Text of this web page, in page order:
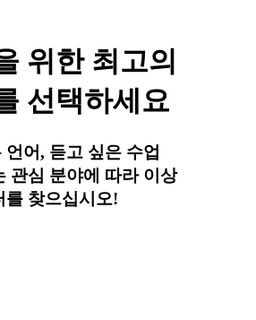
위한 최고의
선택하세요
언어, 듣고 싶은 수업
관심 분야에 따라 이상
를 찾으십시오!